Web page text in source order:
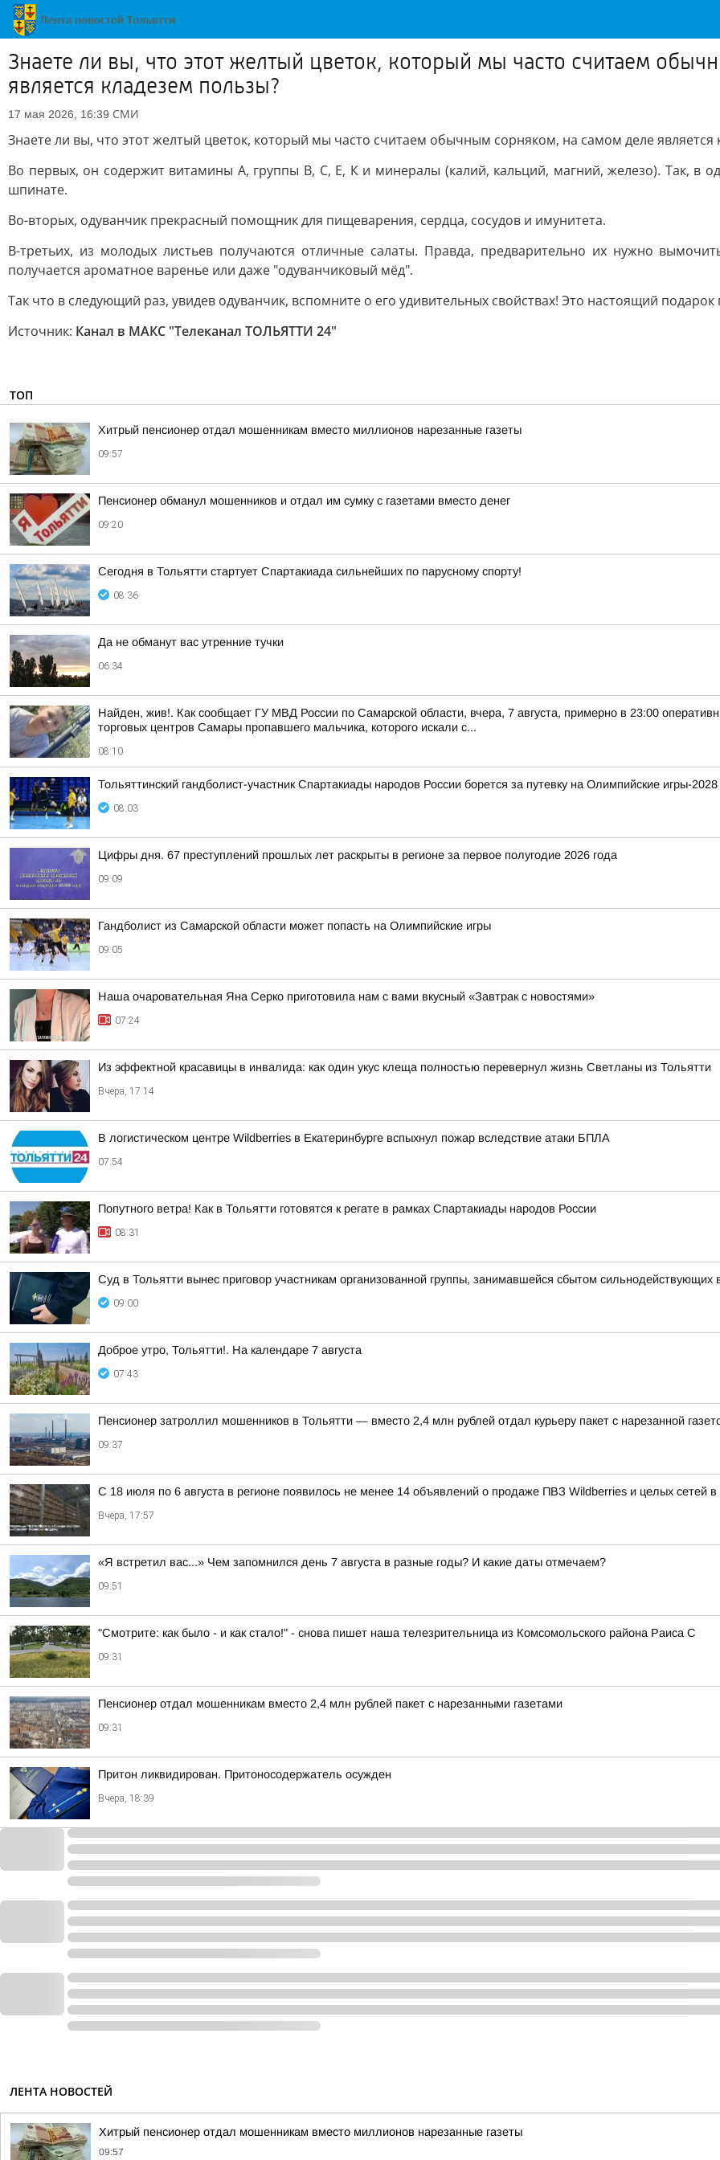
Знаете ли вы, что этот желтый цветок, который мы часто считаем
является кладезем пользы?
17 мая 2026, 16:39 СМИ
Знаете ли вы, что этот желтый цветок, который мы часто считаем обычным сорняком, на самом деле является
Во первых, он содержит витамины А, группы В, С, Е, К и минералы (калий, кальций, магний, железо). Так, в
шпинате.
Во-вторых, одуванчик прекрасный помощник для пищеварения, сердца, сосудов и имунитета.
В-третьих, из молодых листьев получаются отличные салаты. Правда, предварительно их нужно
получается ароматное варенье или даже "одуванчиковый мёд".
Так что в следующий раз, увидев одуванчик, вспомните о его удивительных свойствах! Это настоящий
Источник: Канал в МАКС "Телеканал ТОЛЬЯТТИ 24"
ТОП
Хитрый пенсионер отдал мошенникам вместо миллионов нарезанные газеты
09:57
Пенсионер обманул мошенников и отдал им сумку с газетами вместо денег
09:20
Сегодня в Тольятти стартует Спартакиада сильнейших по парусному спорту!
08:36
Да не обманут вас утренние тучки
06:34
Найден, жив!. Как сообщает ГУ МВД России по Самарской области, вчера, 7 августа, примерно в 23:00
торговых центров Самары пропавшего мальчика, которого искали с...
08:10
Тольяттинский гандболист-участник Спартакиады народов России борется за путевку на Олимпийские игры-2028
08:03
Цифры дня. 67 преступлений прошлых лет раскрыты в регионе за первое полугодие 2026 года
09:09
Гандболист из Самарской области может попасть на Олимпийские игры
09:05
Наша очаровательная Яна Серко приготовила нам с вами вкусный «Завтрак с новостями»
07:24
Из эффектной красавицы в инвалида: как один укус клеща полностью перевернул жизнь Светланы из Тольятти
Вчера, 17:14
В логистическом центре Wildberries в Екатеринбурге вспыхнул пожар вследствие атаки БПЛА
07:54
Попутного ветра! Как в Тольятти готовятся к регате в рамках Спартакиады народов России
08:31
Суд в Тольятти вынес приговор участникам организованной группы, занимавшейся сбытом сильнодействующих
09:00
Доброе утро, Тольятти!. На календаре 7 августа
07:43
Пенсионер затроллил мошенников в Тольятти — вместо 2,4 млн рублей отдал курьеру пакет с нарезанной
09:37
С 18 июля по 6 августа в регионе появилось не менее 14 объявлений о продаже ПВЗ Wildberries и целых сетей
Вчера, 17:57
«Я встретил вас...» Чем запомнился день 7 августа в разные годы? И какие даты отмечаем?
09:51
"Смотрите: как было - и как стало!" - снова пишет наша телезрительница из Комсомольского района Раиса С
09:31
Пенсионер отдал мошенникам вместо 2,4 млн рублей пакет с нарезанными газетами
09:31
Притон ликвидирован. Притоносодержатель осужден
Вчера, 18:39
ЛЕНТА НОВОСТЕЙ
Хитрый пенсионер отдал мошенникам вместо миллионов нарезанные газеты
09:57